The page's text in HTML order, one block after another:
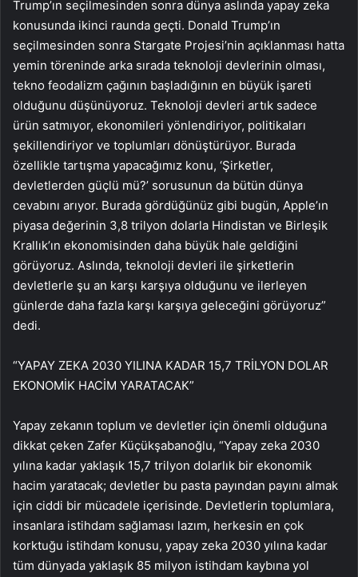
Trump’ın seçilmesinden sonra dünya aslında yapay zeka
konusunda ikinci raunda geçti. Donald Trump’ın
seçilmesinden sonra Stargate Projesi’nin açıklanması hatta
yemin töreninde arka sırada teknoloji devlerinin olması,
tekno feodalizm çağının başladığının en büyük işareti
olduğunu düşünüyoruz. Teknoloji devleri artık sadece
ürün satmıyor, ekonomileri yönlendiriyor, politikaları
şekillendiriyor ve toplumları dönüştürüyor. Burada
özellikle tartışma yapacağımız konu, ‘Şirketler,
devletlerden güçlü mü?’ sorusunun da bütün dünya
cevabını arıyor. Burada gördüğünüz gibi bugün, Apple’ın
piyasa değerinin 3,8 trilyon dolarla Hindistan ve Birleşik
Krallık’ın ekonomisinden daha büyük hale geldiğini
görüyoruz. Aslında, teknoloji devleri ile şirketlerin
devletlerle şu an karşı karşıya olduğunu ve ilerleyen
günlerde daha fazla karşı karşıya geleceğini görüyoruz”
dedi.
“YAPAY ZEKA 2030 YILINA KADAR 15,7 TRİLYON DOLAR
EKONOMİK HACİM YARATACAK”
Yapay zekanın toplum ve devletler için önemli olduğuna
dikkat çeken Zafer Küçükşabanoğlu, “Yapay zeka 2030
yılına kadar yaklaşık 15,7 trilyon dolarlık bir ekonomik
hacim yaratacak; devletler bu pasta payından payını almak
için ciddi bir mücadele içerisinde. Devletlerin toplumlara,
insanlara istihdam sağlaması lazım, herkesin en çok
korktuğu istihdam konusu, yapay zeka 2030 yılına kadar
tüm dünyada yaklaşık 85 milyon istihdam kaybına yol